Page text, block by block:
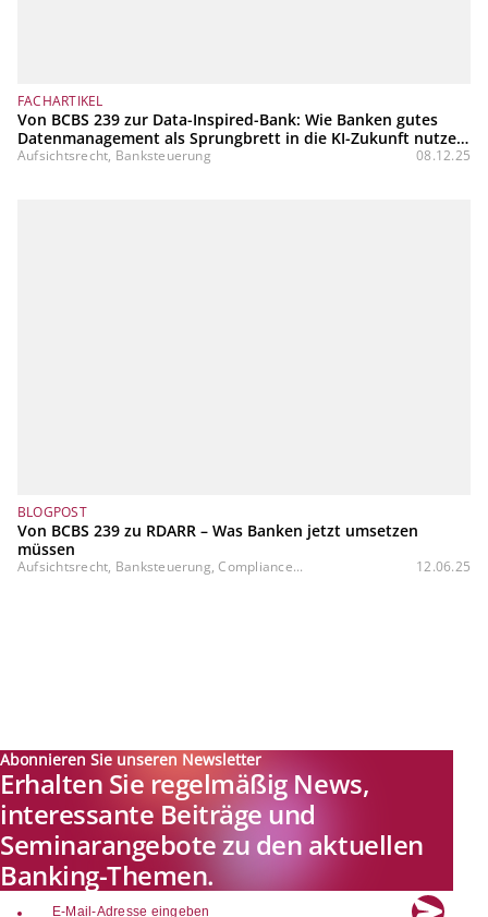
FACHARTIKEL
Von BCBS 239 zur Data-Inspired-Bank: Wie Banken gutes
Datenmanagement als Sprungbrett in die KI-Zukunft nutzen
können
Aufsichtsrecht, Banksteuerung 08.12.25
BLOGPOST
Von BCBS 239 zu RDARR – Was Banken jetzt umsetzen
müssen
Aufsichtsrecht, Banksteuerung, Compliance... 12.06.25
Abonnieren Sie unseren Newsletter
Erhalten Sie regelmäßig News,
interessante Beiträge und
Seminarangebote zu den aktuellen
Banking-Themen.
email